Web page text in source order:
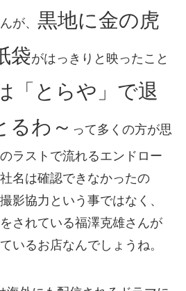
が、 黒地に金の虎
袋がはっきりと映ったこと
「とらや」で退
るわ～ って多くの方が思
ラストで流れるエンドロー
名は確認できなかったの
影協力という事ではなく、
されている福澤克雄さんが
いるお店なんでしょうね。